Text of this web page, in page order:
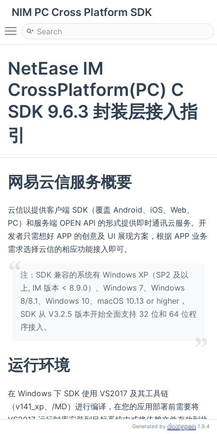
NIM PC Cross Platform SDK
Toggle main menu visibility
NetEase IM
CrossPlatform(PC) C
SDK 9.6.3 封装层接入指
引
网易云信服务概要
云信以提供客户端 SDK（覆盖 Android、iOS、Web、
PC）和服务端 OPEN API 的形式提供即时通讯云服务。开
发者只需想好 APP 的创意及 UI 展现方案，根据 APP 业务
需求选择云信的相应功能接入即可。
‍注：SDK 兼容的系统有 Windows XP（SP2 及以
上, IM 版本 < 8.9.0）、Windows 7、Windows
8/8.1、Windows 10、macOS 10.13 or higher，
SDK 从 V3.2.5 版本开始全面支持 32 位和 64 位程
序接入。
运行环境
在 Windows 下 SDK 使用 VS2017 及其工具链
（v141_xp、/MD）进行编译，在您的应用部署前需要将
VS2017 运行时库安装到目标系统中或将依赖文件存放到执
Generated by 1.9.4